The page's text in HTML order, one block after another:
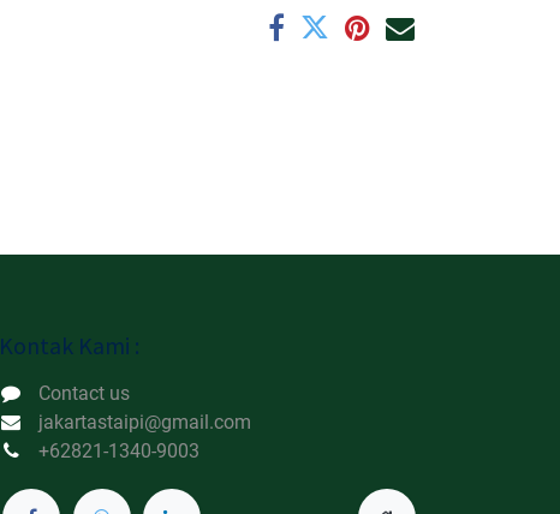
Kontak Kami :
Contact us
jakartastaipi@gmail.com
+62821-1340-9003